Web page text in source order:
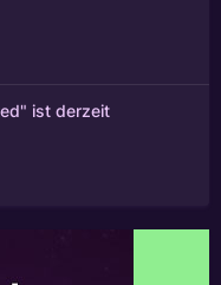
ist derzeit